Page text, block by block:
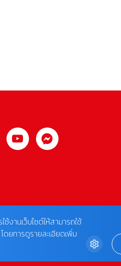
งานเว็บไซต์ให้สามารถใช้
ยการดูรายละเอียดเพิ่ม